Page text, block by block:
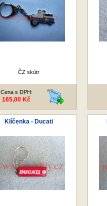
ČZ skútr
Cena s DPH:
165,00 Kč
Klíčenka - Ducati